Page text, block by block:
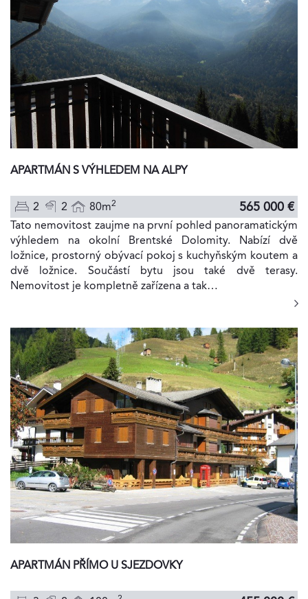
APARTMÁN S VÝHLEDEM NA ALPY
2 2 80m2 565 000 €
Tato nemovitost zaujme na první pohled panoramatickým
výhledem na okolní Brentské Dolomity. Nabízí dvě
ložnice, prostorný obývací pokoj s kuchyňským koutem a
dvě ložnice. Součástí bytu jsou také dvě terasy.
Nemovitost je kompletně zařízena a tak…
APARTMÁN PŘÍMO U SJEZDOVKY